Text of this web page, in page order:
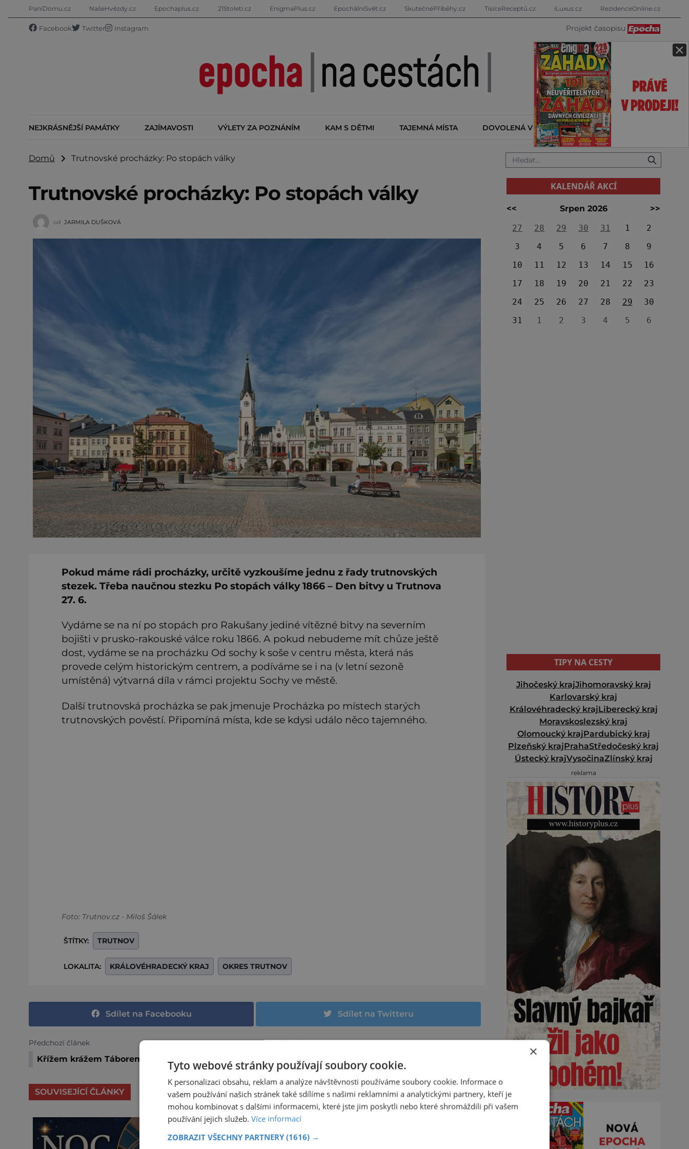
×
PaníDomu.cz NašeHvězdy.cz Epochaplus.cz 21Stoleti.cz EnigmaPlus.cz EpochálníSvět.cz SkutečnéPříběhy.cz TisíceReceptů.cz iLuxus.cz RezidenceOnline.cz
Facebook Twitter Instagram Projekt časopisu
NEJKRÁSNĚJŠÍ PAMÁTKY ZAJÍMAVOSTI VÝLETY ZA POZNÁNÍM KAM S DĚTMI TAJEMNÁ MÍSTA DOVOLENÁ V ZAHRANIČÍ KALENDÁŘ AKCÍ
Domů Trutnovské procházky: Po stopách války
Trutnovské procházky: Po stopách války
od JARMILA DUŠKOVÁ
Pokud máme rádi procházky, určitě vyzkoušíme jednu z řady trutnovských
stezek. Třeba naučnou stezku Po stopách války 1866 – Den bitvy u Trutnova
27. 6.
Vydáme se na ní po stopách pro Rakušany jediné vítězné bitvy na severním
bojišti v prusko-rakouské válce roku 1866. A pokud nebudeme mít chůze ještě
dost, vydáme se na procházku Od sochy k soše v centru města, která nás
provede celým historickým centrem, a podíváme se i na (v letní sezoně
umístěná) výtvarná díla v rámci projektu Sochy ve městě.
Další trutnovská procházka se pak jmenuje Procházka po místech starých
trutnovských pověstí. Připomíná místa, kde se kdysi událo něco tajemného.
Foto: Trutnov.cz - Miloš Šálek
ŠTÍTKY: TRUTNOV
LOKALITA: KRÁLOVÉHRADECKÝ KRAJ OKRES TRUTNOV
Sdílet na Facebooku Sdílet na Twitteru
Předchozí článek
Křížem krážem Táborem: Tipy na výlety s dětmi
Další článek
Cyklotrasa nad Nežárkou: Z Jarošova až do Stráže
SOUVISEJÍCÍ ČLÁNKY
NOC KOSTELŮ 2026 V HUSOVĚ SBORU V
KALENDÁŘ AKCÍ
<< Srpen 2026
>>
27
28 29 30 31 1
2
3
4 5 6 7 8
9
10
11 12 13 14 15
16
17
18 19 20 21 22
23
24
25 26 27 28 29
30
31
1 2 3 4 5 6
TIPY NA CESTY
Jihočeský krajJihomoravský kraj
Karlovarský kraj
Královéhradecký krajLiberecký kraj
Moravskoslezský kraj
Olomoucký krajPardubický kraj
Plzeňský krajPrahaStředočeský kraj
Ústecký krajVysočinaZlínský kraj
reklama
×
Tyto webové stránky používají soubory cookie.
K personalizaci obsahu, reklam a analýze návštěvnosti používáme soubory cookie. Informace o
vašem používání našich stránek také sdílíme s našimi reklamními a analytickými partnery, kteří je
mohou kombinovat s dalšími informacemi, které jste jim poskytli nebo které shromáždili při vašem
používání jejich služeb. Více informací
ZOBRAZIT VŠECHNY PARTNERY (1616) →